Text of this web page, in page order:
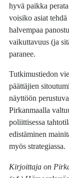
hyvä paikka
voisiko asiat
halvempaa
vaikuttavuus (ja
paranee.
Tutkimustiedon
päättäjien
näyttöön
Pirkanmaalla
poliittisessa
edistäminen
myös strategiassa.
Kirjoittaja on